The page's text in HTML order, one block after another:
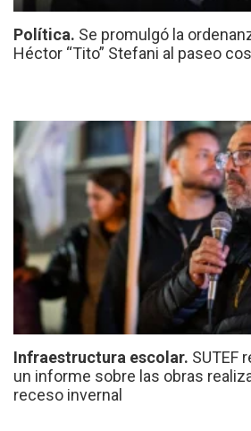
Política. Se promulgó la
Héctor “Tito” Stefani al paseo
Infraestructura escolar. SUTEF
un informe sobre las obras
receso invernal